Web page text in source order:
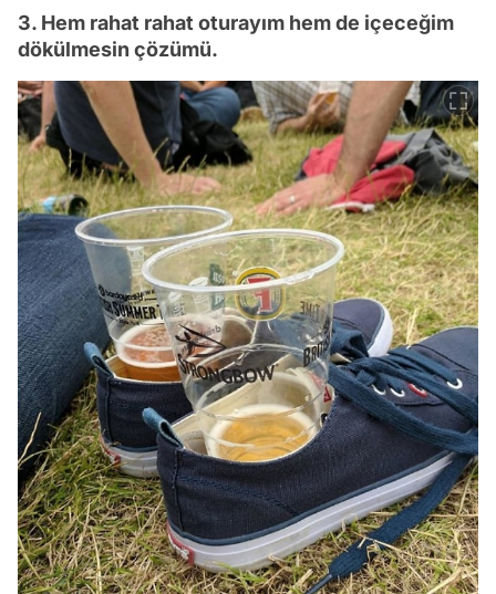
3. Hem rahat rahat oturayım hem de içeceğim
dökülmesin çözümü.